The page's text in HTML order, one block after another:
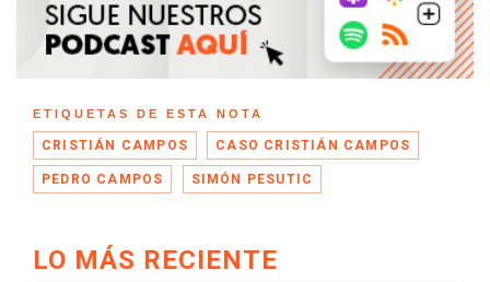
ETIQUETAS DE ESTA NOTA
CRISTIÁN CAMPOS CASO CRISTIÁN CAMPOS
PEDRO CAMPOS SIMÓN PESUTIC
LO MÁS RECIENTE